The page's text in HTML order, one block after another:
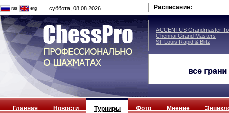
суббота, 08.08.2026 Расписание:
ACCENTUS Grandmaster
Chennai Grand Masters
St. Louis Rapid & Blitz
Главная Новости Турниры Фото Мнение